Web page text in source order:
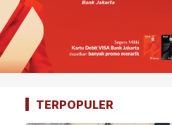
TERPOPULER